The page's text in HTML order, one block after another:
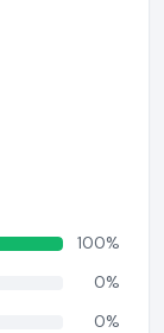
100%
0%
0%